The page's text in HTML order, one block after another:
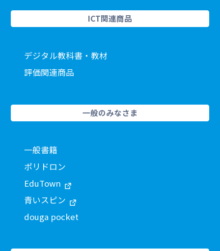
ICT関連商品
デジタル教科書・教材
評価関連商品
一般のみなさま
一般書籍
ポリドロン
EduTown
青いスピン
douga pocket